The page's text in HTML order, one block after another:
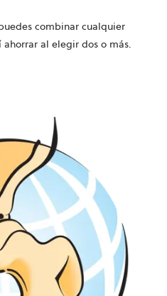
combinar cualquier
al elegir dos o más.